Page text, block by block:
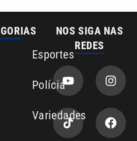
Esportes
Polícia
Variedades
NOS SIGA NAS
REDES